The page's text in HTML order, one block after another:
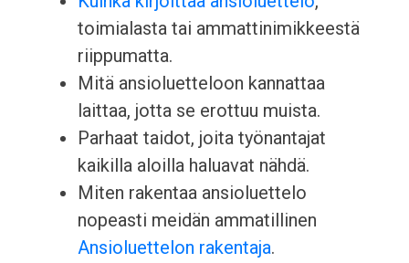
toimialasta tai ammattinimikkeestä
riippumatta.
Mitä ansioluetteloon kannattaa
laittaa, jotta se erottuu muista.
Parhaat taidot, joita työnantajat
kaikilla aloilla haluavat nähdä.
Miten rakentaa ansioluettelo
nopeasti meidän ammatillinen
Ansioluettelon rakentaja.